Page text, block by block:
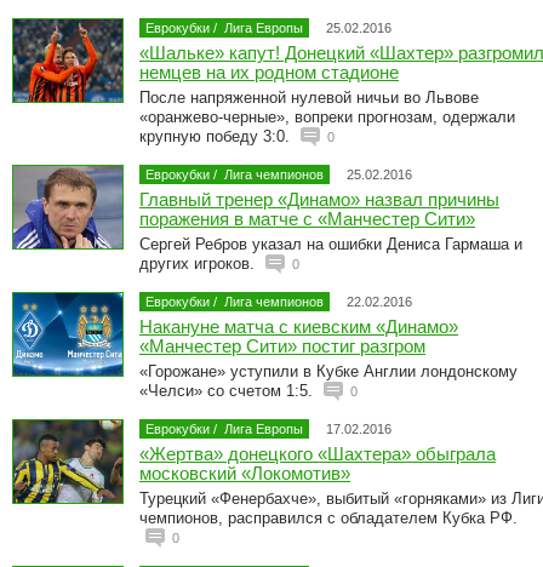
Еврокубки / Лига Европы 25.02.2016
«Шальке» капут! Донецкий «Шахтер» разгромил
немцев на их родном стадионе
После напряженной нулевой ничьи во Львове
«оранжево-черные», вопреки прогнозам, одержали
крупную победу 3:0.
0
Еврокубки / Лига чемпионов 25.02.2016
Главный тренер «Динамо» назвал причины
поражения в матче с «Манчестер Сити»
Сергей Ребров указал на ошибки Дениса Гармаша и
других игроков.
0
Еврокубки / Лига чемпионов 22.02.2016
Накануне матча с киевским «Динамо»
«Манчестер Сити» постиг разгром
«Горожане» уступили в Кубке Англии лондонскому
«Челси» со счетом 1:5.
0
Еврокубки / Лига Европы 17.02.2016
«Жертва» донецкого «Шахтера» обыграла
московский «Локомотив»
Турецкий «Фенербахче», выбитый «горняками» из
чемпионов, расправился с обладателем Кубка РФ.
0